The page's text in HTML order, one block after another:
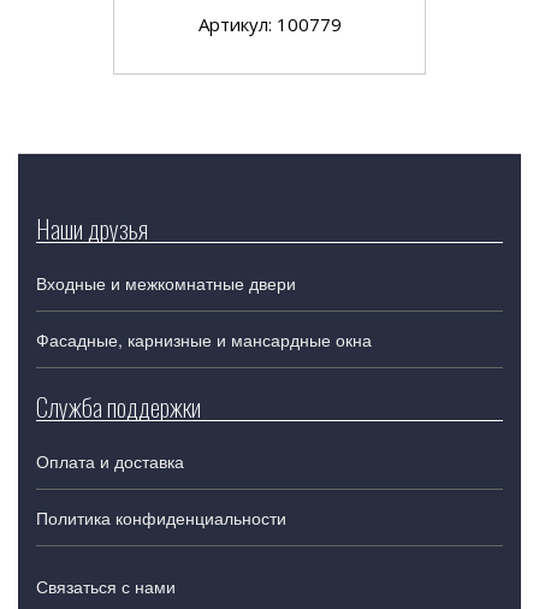
Артикул: 100779
Наши друзья
Входные и межкомнатные двери
Фасадные, карнизные и мансардные окна
Служба поддержки
Оплата и доставка
Политика конфиденциальности
Связаться с нами